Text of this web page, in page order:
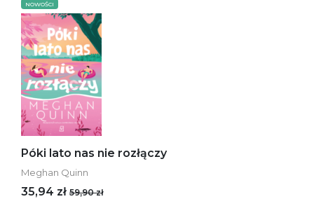
NOWOŚCI
Póki lato nas nie rozłączy
Meghan Quinn
35,94 zł 59,90 zł